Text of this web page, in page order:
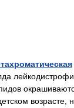
возрасте,